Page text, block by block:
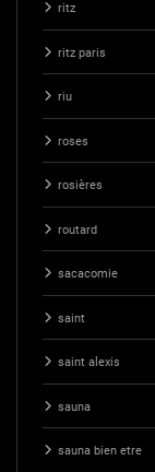
ritz
ritz paris
riu
roses
rosières
routard
sacacomie
saint
saint alexis
sauna
sauna bien etre